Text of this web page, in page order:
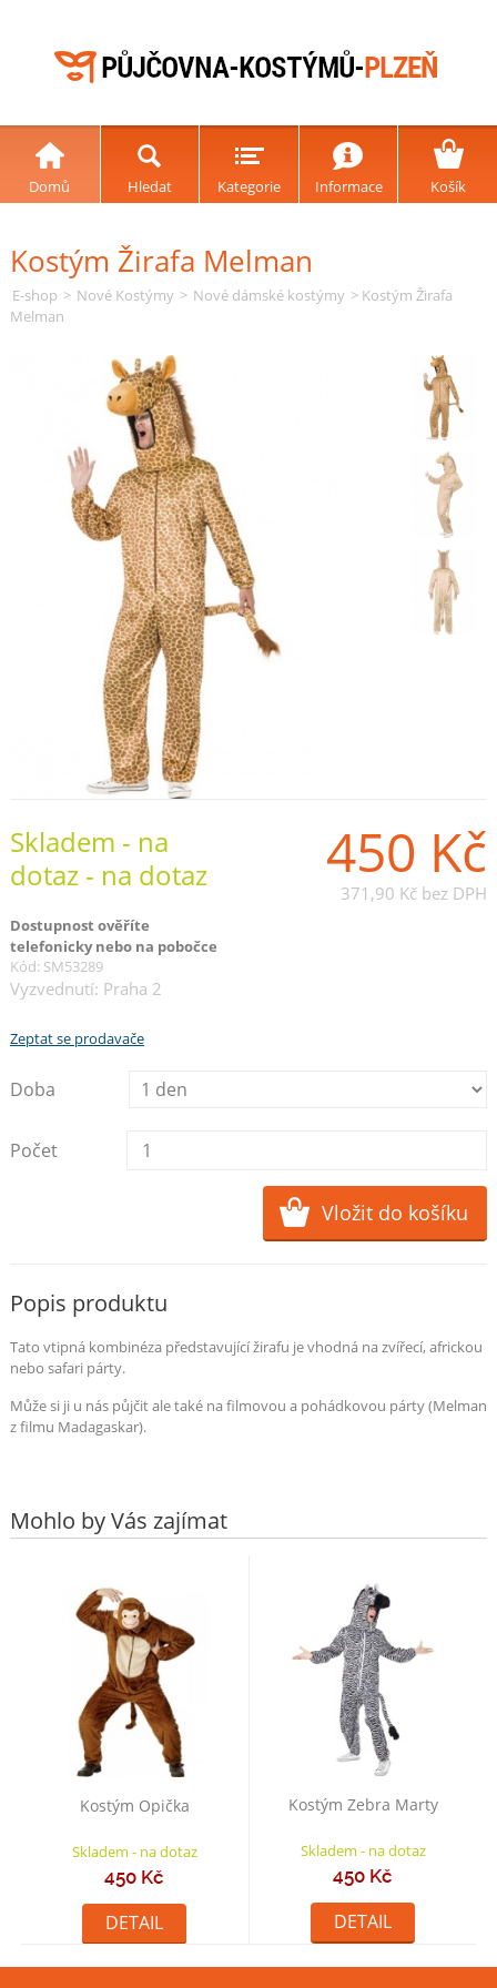
Domů Hledat Kategorie Informace Košík
Kostým Žirafa Melman
E-shop > Nové Kostýmy > Nové dámské kostýmy > Kostým Žirafa
Melman
450 Kč
371,90 Kč bez DPH
Skladem - na
dotaz - na dotaz
Dostupnost ověříte
telefonicky nebo na pobočce
Kód: SM53289
Vyzvednutí: Praha 2
Zeptat se prodavače
Doba
Počet
Popis produktu
Tato vtipná kombinéza představující žirafu je vhodná na zvířecí, africkou
nebo safari párty.
Může si ji u nás půjčit ale také na filmovou a pohádkovou párty (Melman
z filmu Madagaskar).
Mohlo by Vás zajímat
Kostým Opička
Skladem - na dotaz
450 Kč
DETAIL
Kostým Zebra Marty
Skladem - na dotaz
450 Kč
DETAIL